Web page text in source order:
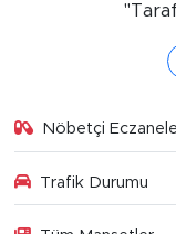
Nöbetçi
Trafik Durumu